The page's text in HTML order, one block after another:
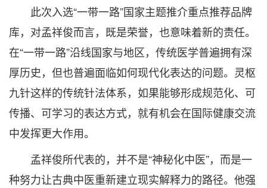
此次入选“一带一路”国家主题推介重点推荐品牌
库，对孟祥俊而言，既是荣誉，也意味着新的责任。
在“一带一路”沿线国家与地区，传统医学普遍拥有深
厚历史，但也普遍面临如何现代化表达的问题。灵枢
九针这样的传统针法体系，如果能够形成规范化、可
传播、可学习的表达方式，就有机会在国际健康交流
中发挥更大作用。
孟祥俊所代表的，并不是“神秘化中医”，而是一
种努力让古典中医重新建立现实解释力的路径。他强